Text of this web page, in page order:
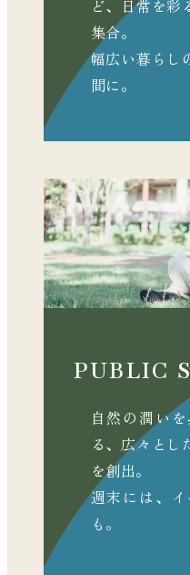
ど、
日常を彩
集合。
幅広い暮らし
間に。
PUBLIC
自然の潤い
る、広々とし
を創出。
週末には、
も。